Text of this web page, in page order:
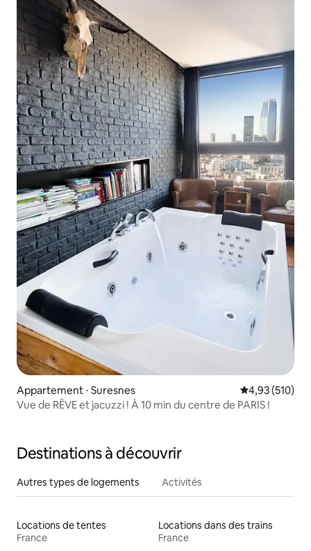
Appartement ⋅ Suresnes Évaluation
4,93 (510)
Vue de RÊVE et jacuzzi ! À 10 min du centre de PARIS !
Destinations à découvrir
Autres types de logements Activités
Locations de tentes
France
Locations dans des trains
France